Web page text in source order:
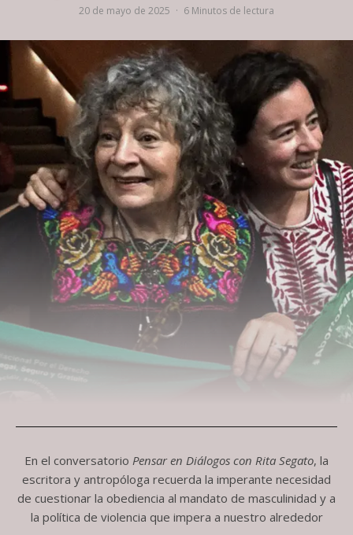
20 de mayo de 2025 · 6 Minutos de lectura
En el conversatorio Pensar en Diálogos con Rita Segato, la
escritora y antropóloga recuerda la imperante necesidad
de cuestionar la obediencia al mandato de masculinidad y a
la política de violencia que impera a nuestro alrededor